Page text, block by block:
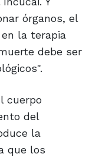
órganos, el
la terapia
debe ser
cuerpo
del
la
que los